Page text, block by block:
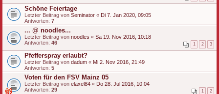
Schöne Feiertage
Letzter Beitrag von Seminator « Di 7. Jan 2020, 09:05
Antworten: 7
... @ noodles...
Letzter Beitrag von noodles « Sa 19. Nov 2016, 10:18
Antworten: 46 1 2 3
Pfefferspray erlaubt?
Letzter Beitrag von dadum « Mi 2. Nov 2016, 21:49
Antworten: 5
Voten für den FSV Mainz 05
Letzter Beitrag von elaxel84 « Do 28. Jul 2016, 10:04
Antworten: 29 1 2